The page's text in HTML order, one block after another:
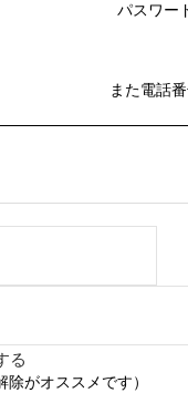
パスワー
また電話
る
除がオススメです）